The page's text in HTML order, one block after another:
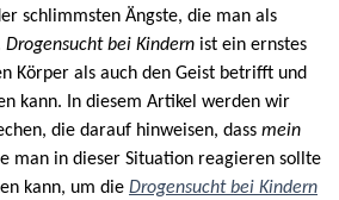
schlimmsten Ängste, die man als
Drogensucht bei Kindern ist ein ernstes
Körper als auch den Geist betrifft und
kann. In diesem Artikel werden wir
die darauf hinweisen, dass mein
man in dieser Situation reagieren sollte
kann, um die Drogensucht bei Kindern